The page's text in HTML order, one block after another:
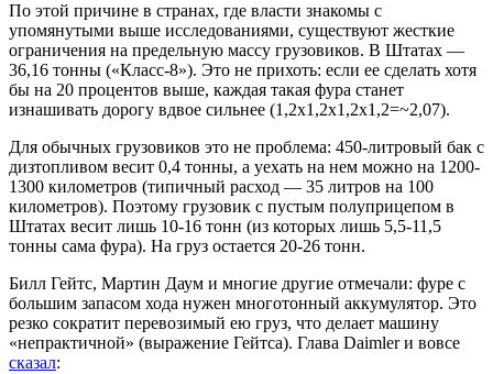
По этой причине в странах, где власти знакомы с
упомянутыми выше исследованиями, существуют жесткие
ограничения на предельную массу грузовиков. В Штатах —
36,16 тонны («Класс-8»). Это не прихоть: если ее сделать хотя
бы на 20 процентов выше, каждая такая фура станет
изнашивать дорогу вдвое сильнее (1,2х1,2х1,2х1,2=~2,07).
Для обычных грузовиков это не проблема: 450-литровый бак с
дизтопливом весит 0,4 тонны, а уехать на нем можно на 1200-
1300 километров (типичный расход — 35 литров на 100
километров). Поэтому грузовик с пустым полуприцепом в
Штатах весит лишь 10-16 тонн (из которых лишь 5,5-11,5
тонны сама фура). На груз остается 20-26 тонн.
Билл Гейтс, Мартин Даум и многие другие отмечали: фуре с
большим запасом хода нужен многотонный аккумулятор. Это
резко сократит перевозимый ею груз, что делает машину
«непрактичной» (выражение Гейтса). Глава Daimler и вовсе
сказал: